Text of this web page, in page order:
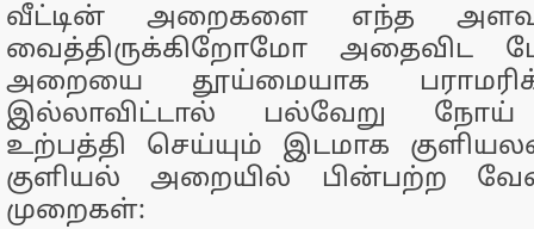
வீட்டின் அறைகளை எந்த
வைத்திருக்கிறோமோ அதைவிட
அறையை தூய்மையாக
இல்லாவிட்டால் பல்வேறு
உற்பத்தி செய்யும் இடமாக
குளியல் அறையில் பின்பற்ற
முறைகள்: